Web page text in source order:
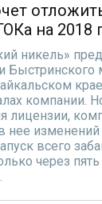
на 2018
никель»
компании.
лицензии,
нее
всего
через